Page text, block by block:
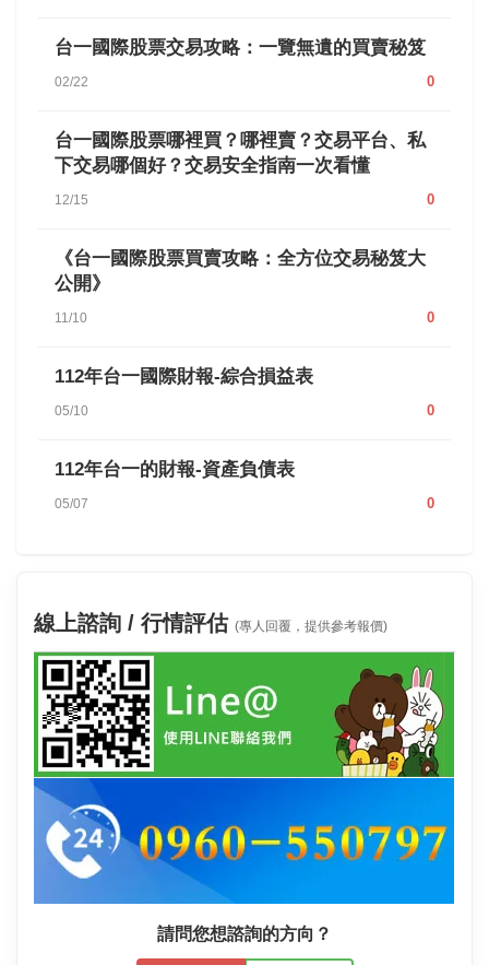
台一國際股票交易攻略：一覽無遺的買賣秘笈
02/22 0
台一國際股票哪裡買？哪裡賣？交易平台、私
下交易哪個好？交易安全指南一次看懂
12/15 0
《台一國際股票買賣攻略：全方位交易秘笈大
公開》
11/10 0
112年台一國際財報-綜合損益表
05/10 0
112年台一的財報-資產負債表
05/07 0
線上諮詢 / 行情評估 (專人回覆，提供參考報價)
請問您想諮詢的方向？